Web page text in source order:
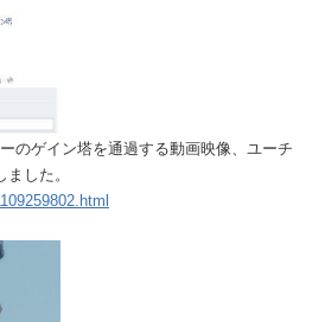
のゲイン塔を通​過する動画映像、ユーチ
した。